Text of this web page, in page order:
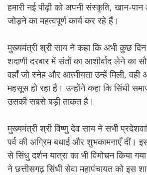
हमारी नई पीढ़ी को अपनी संस्कृति, खान-
जोड़ने का महत्वपूर्ण कार्य कर रहे हैं।
मुख्यमंत्री श्री साय ने कहा कि अभी कुछ
शदाणी दरबार में संतों का आशीर्वाद लेने का
वहाँ जो स्नेह और आत्मीयता उन्हें मिली,
महसूस हो रहा है। उन्होंने कहा कि सिंधी
उसकी सबसे बड़ी ताकत है।
मुख्यमंत्री श्री विष्णु देव साय ने सभी
पर्व की अग्रिम बधाई और शुभकामनाएँ दीं।
से सिंधु दर्शन यात्रा का भी विमोचन किया
ने छत्तीसगढ़ सिंधी सेवा महापंचायत को इस